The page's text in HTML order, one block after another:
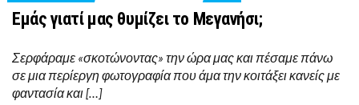
Εμάς γιατί μας θυμίζει το Μεγανήσι;
Σερφάραμε «σκοτώνοντας» την ώρα μας και πέσαμε πάνω
σε μια περίεργη φωτογραφία που άμα την κοιτάξει κανείς με
φαντασία και […]